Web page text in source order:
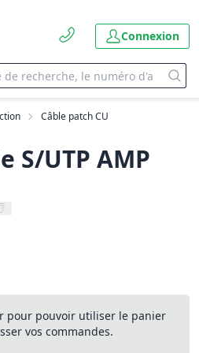
Connexion
Câble patch CU
S/UTP AMP
pour pouvoir utiliser le panier
vos commandes.